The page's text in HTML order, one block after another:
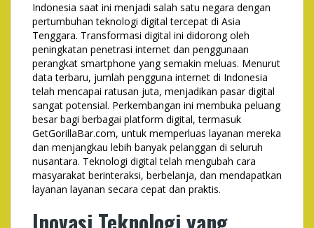
Indonesia saat ini menjadi salah satu negara dengan
pertumbuhan teknologi digital tercepat di Asia
Tenggara. Transformasi digital ini didorong oleh
peningkatan penetrasi internet dan penggunaan
perangkat smartphone yang semakin meluas. Menurut
data terbaru, jumlah pengguna internet di Indonesia
telah mencapai ratusan juta, menjadikan pasar digital
sangat potensial. Perkembangan ini membuka peluang
besar bagi berbagai platform digital, termasuk
GetGorillaBar.com, untuk memperluas layanan mereka
dan menjangkau lebih banyak pelanggan di seluruh
nusantara. Teknologi digital telah mengubah cara
masyarakat berinteraksi, berbelanja, dan mendapatkan
layanan layanan secara cepat dan praktis.